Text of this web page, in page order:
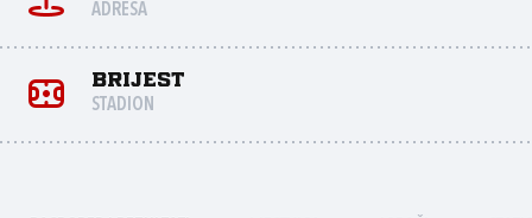
ADRESA
Brijest
STADION